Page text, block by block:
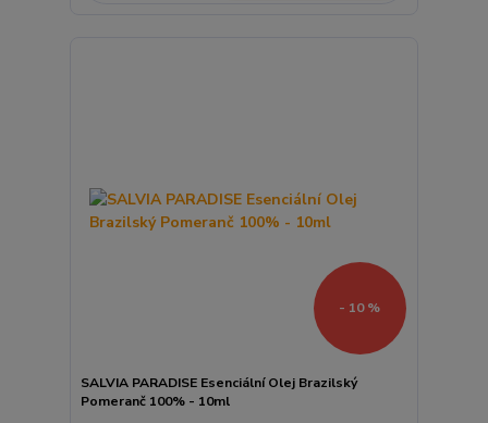
- 10 %
SALVIA PARADISE Esenciální Olej Brazilský
Pomeranč 100% - 10ml